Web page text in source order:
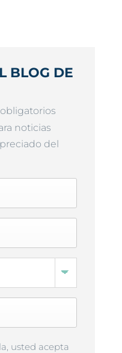
BLOG DE
noticias
del
usted acepta